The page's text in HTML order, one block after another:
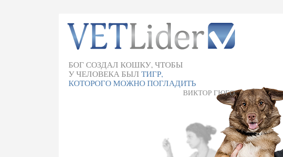
БОГ СОЗДАЛ КОШКУ, ЧТОБЫ
У ЧЕЛОВЕКА БЫЛТИГР,
КОТОРОГО МОЖНО ПОГЛАДИТЬ
ВИКТОР ГЮГО